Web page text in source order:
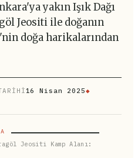
yakın Işık Dağı
Jeositi ile doğanın
doğa harikalarından
16 Nisan 2025◆
Jeositi Kamp Alanı: